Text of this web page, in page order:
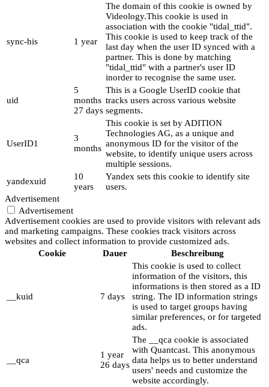
sync-his 1 year
The domain of this cookie is owned by
Videology.This cookie is used in
association with the cookie "tidal_ttid".
This cookie is used to keep track of the
last day when the user ID synced with a
partner. This is done by matching
"tidal_ttid" with a partner's user ID
inorder to recognise the same user.
uid
5
months
27 days
This is a Google UserID cookie that
tracks users across various website
segments.
UserID1
3
months
This cookie is set by ADITION
Technologies AG, as a unique and
anonymous ID for the visitor of the
website, to identify unique users across
multiple sessions.
yandexuid
10
years
Yandex sets this cookie to identify site
users.
Advertisement
Advertisement
Advertisement cookies are used to provide visitors with relevant ads
and marketing campaigns. These cookies track visitors across
websites and collect information to provide customized ads.
Cookie
Dauer Beschreibung
__kuid 7 days
This cookie is used to collect
information of the visitors, this
informations is then stored as a ID
string. The ID information strings
is used to target groups having
similar preferences, or for targeted
ads.
__qca
1 year
26 days
The __qca cookie is associated
with Quantcast. This anonymous
data helps us to better understand
users' needs and customize the
website accordingly.